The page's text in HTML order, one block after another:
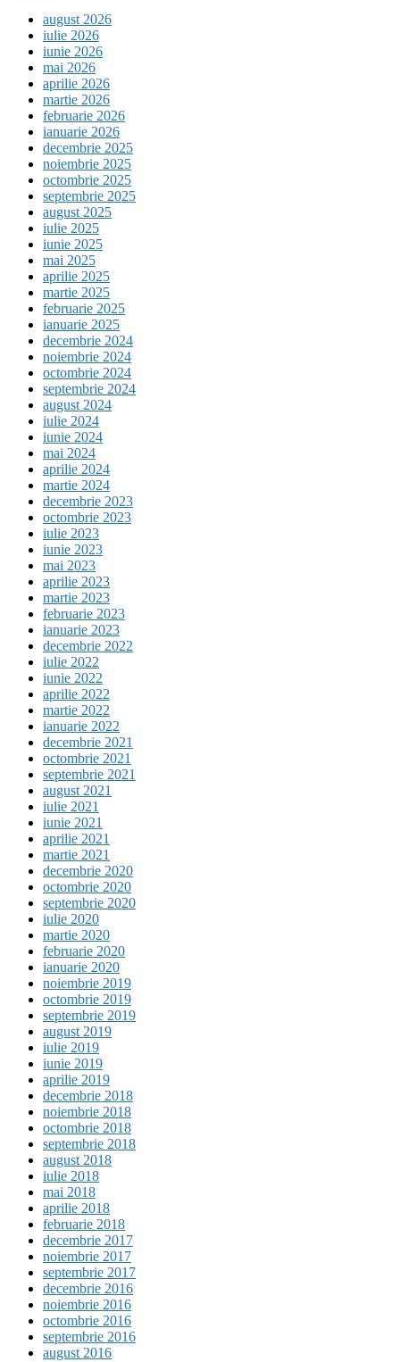
august 2026
iulie 2026
iunie 2026
mai 2026
aprilie 2026
martie 2026
februarie 2026
ianuarie 2026
decembrie 2025
noiembrie 2025
octombrie 2025
septembrie 2025
august 2025
iulie 2025
iunie 2025
mai 2025
aprilie 2025
martie 2025
februarie 2025
ianuarie 2025
decembrie 2024
noiembrie 2024
octombrie 2024
septembrie 2024
august 2024
iulie 2024
iunie 2024
mai 2024
aprilie 2024
martie 2024
decembrie 2023
octombrie 2023
iulie 2023
iunie 2023
mai 2023
aprilie 2023
martie 2023
februarie 2023
ianuarie 2023
decembrie 2022
iulie 2022
iunie 2022
aprilie 2022
martie 2022
ianuarie 2022
decembrie 2021
octombrie 2021
septembrie 2021
august 2021
iulie 2021
iunie 2021
aprilie 2021
martie 2021
decembrie 2020
octombrie 2020
septembrie 2020
iulie 2020
martie 2020
februarie 2020
ianuarie 2020
noiembrie 2019
octombrie 2019
septembrie 2019
august 2019
iulie 2019
iunie 2019
aprilie 2019
decembrie 2018
noiembrie 2018
octombrie 2018
septembrie 2018
august 2018
iulie 2018
mai 2018
aprilie 2018
februarie 2018
decembrie 2017
noiembrie 2017
septembrie 2017
decembrie 2016
noiembrie 2016
octombrie 2016
septembrie 2016
august 2016